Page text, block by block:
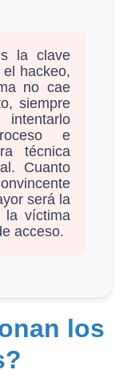
la clave
hackeo,
no cae
siempre
e
técnica
Cuanto
será la
la víctima
acceso.
los